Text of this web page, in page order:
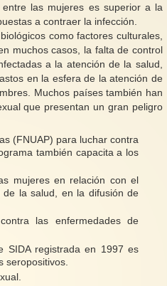
las mujeres es superior a la
a contraer la infección.
como factores culturales,
muchos casos, la falta de control
a la atención de la salud,
en la esfera de la atención de
Muchos países también han
que presentan un gran peligro
(FNUAP) para luchar contra
también capacita a los
mujeres en relación con el
de la salud, en la difusión de
las enfermedades de
SIDA registrada en 1997 es
seropositivos.